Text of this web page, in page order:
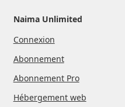
Naima Unlimited
Connexion
Abonnement
Abonnement Pro
Hébergement web